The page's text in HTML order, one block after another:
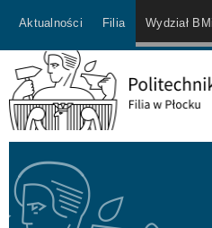
Aktualności Filia Wydział